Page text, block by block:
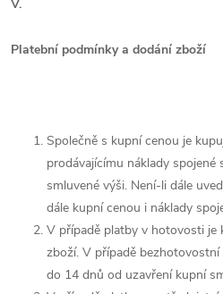
V.
Platební podmínky a dodání zboží
Společně s kupní cenou je
prodávajícímu náklady
smluvené výši. Není-li dále
dále kupní cenou i náklady
V případě platby v hotovosti je
zboží. V případě
do 14 dnů od uzavření kupní